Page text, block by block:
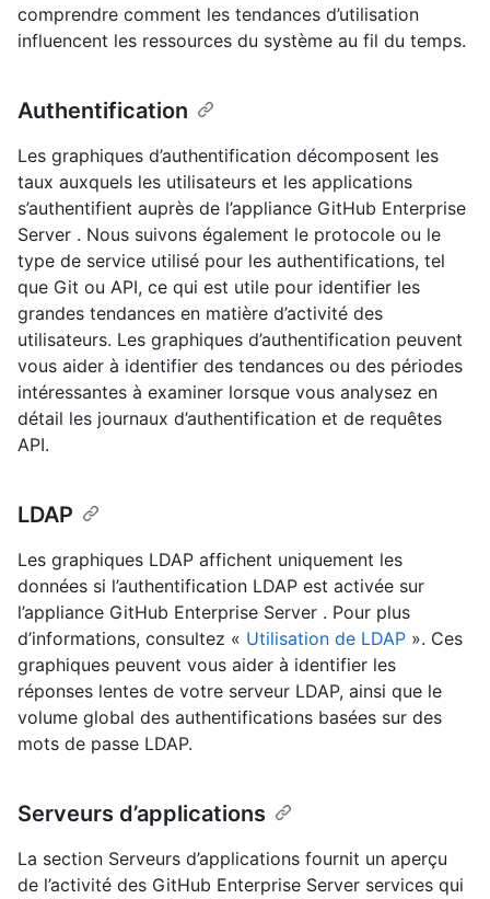
comprendre comment les tendances d’utilisation
influencent les ressources du système au fil du temps.
Authentification
Les graphiques d’authentification décomposent les
taux auxquels les utilisateurs et les applications
s’authentifient auprès de l’appliance GitHub Enterprise
Server . Nous suivons également le protocole ou le
type de service utilisé pour les authentifications, tel
que Git ou API, ce qui est utile pour identifier les
grandes tendances en matière d’activité des
utilisateurs. Les graphiques d’authentification peuvent
vous aider à identifier des tendances ou des périodes
intéressantes à examiner lorsque vous analysez en
détail les journaux d’authentification et de requêtes
API.
LDAP
Les graphiques LDAP affichent uniquement les
données si l’authentification LDAP est activée sur
l’appliance GitHub Enterprise Server . Pour plus
d’informations, consultez « Utilisation de LDAP ». Ces
graphiques peuvent vous aider à identifier les
réponses lentes de votre serveur LDAP, ainsi que le
volume global des authentifications basées sur des
mots de passe LDAP.
Serveurs d’applications
La section Serveurs d’applications fournit un aperçu
de l’activité des GitHub Enterprise Server services qui